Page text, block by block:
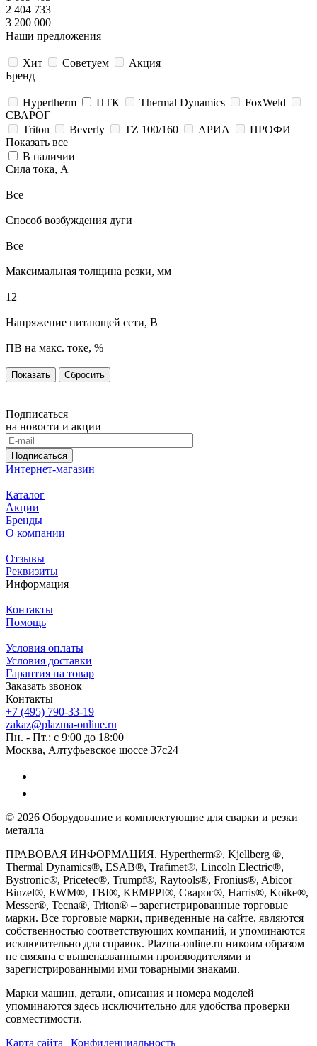
2 404 733
3 200 000
Наши предложения
Хит Советуем
Акция
Бренд
Hypertherm ПТК Thermal Dynamics
FoxWeld
СВАРОГ
Triton
Beverly TZ 100/160 АРИА
ПРОФИ
Показать все
В наличии
Сила тока, А
Все
Способ возбуждения дуги
Все
Максимальная толщина резки, мм
12
Напряжение питающей сети, В
ПВ на макс. токе, %
Сбросить
Подписаться
на новости и акции
Подписаться
Интернет-магазин
Каталог
Акции
Бренды
О компании
Отзывы
Реквизиты
Информация
Контакты
Помощь
Условия оплаты
Условия доставки
Гарантия на товар
Заказать звонок
Контакты
+7 (495) 790-33-19
zakaz@plazma-online.ru
Пн. - Пт.: с 9:00 до 18:00
Москва, Алтуфьевское шоссе 37с24
© 2026 Оборудование и комплектующие для сварки и резки
металла
ПРАВОВАЯ ИНФОРМАЦИЯ. Hypertherm®, Kjellberg ®,
Thermal Dynamics®, ESAB®, Trafimet®, Lincoln Electric®,
Bystronic®, Pricetec®, Trumpf®, Raytools®, Fronius®, Abicor
Binzel®, EWM®, TBI®, KEMPPI®, Сварог®, Harris®, Koike®,
Messer®, Tecna®, Triton® – зарегистрированные торговые
марки. Все торговые марки, приведенные на сайте, являются
собственностью соответствующих компаний, и упоминаются
исключительно для справок. Plazma-online.ru никоим образом
не связана с вышеназванными производителями и
зарегистрированными ими товарными знаками.
Марки машин, детали, описания и номера моделей
упоминаются здесь исключительно для удобства проверки
совместимости.
Карта сайта | Конфиденциальность